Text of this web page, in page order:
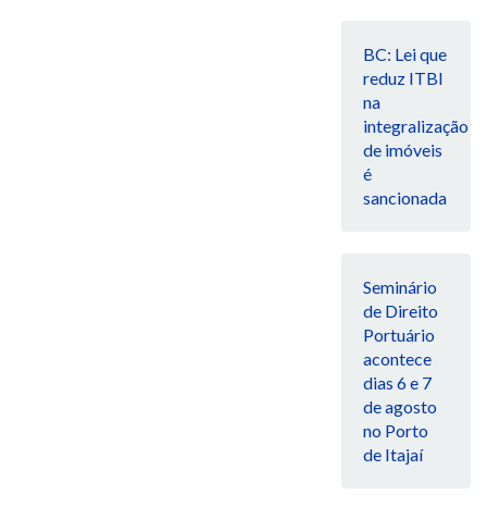
BC: Lei que
reduz ITBI
na
integralização
de imóveis
é
sancionada
Seminário
de Direito
Portuário
acontece
dias 6 e 7
de agosto
no Porto
de Itajaí